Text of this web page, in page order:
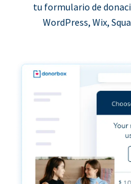
tu formulario de
WordPress, Wix,